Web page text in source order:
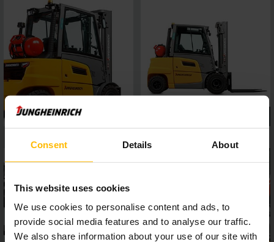
Consent Details About
This website uses cookies
We use cookies to personalise content and ads, to
provide social media features and to analyse our traffic.
We also share information about your use of our site with
přizpůsobení vozíku konkrétním podmínkám. Panoramatická
střecha navíc zajišťuje perfektní výhled. Tím je zaručena
bezpečná a precizní práce za každé situace.